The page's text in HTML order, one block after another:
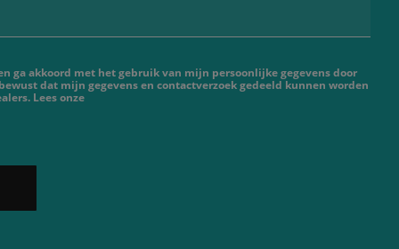
ga akkoord met het gebruik van mijn persoonlijke gegevens door
dat mijn gegevens en contactverzoek gedeeld kunnen worden
Lees onze